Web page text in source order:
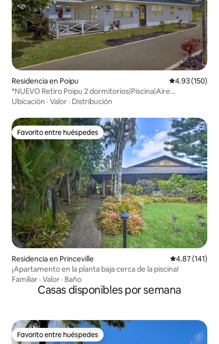
Residencia en Poipu Calificación
4.93 (150)
*NUEVO Retiro Poipu 2 dormitorios|Piscina|Aire
acondicionado y Club Deportivo
Ubicación · Valor · Distribución
Favorito entre huéspedes
Favorito entre huéspedes
Residencia en Princeville Calificación
4.87 (141)
¡Apartamento en la planta baja cerca de la piscina!
Familiar · Valor · Baño
Casas disponibles por semana
Favorito entre huéspedes
Favorito entre huéspedes